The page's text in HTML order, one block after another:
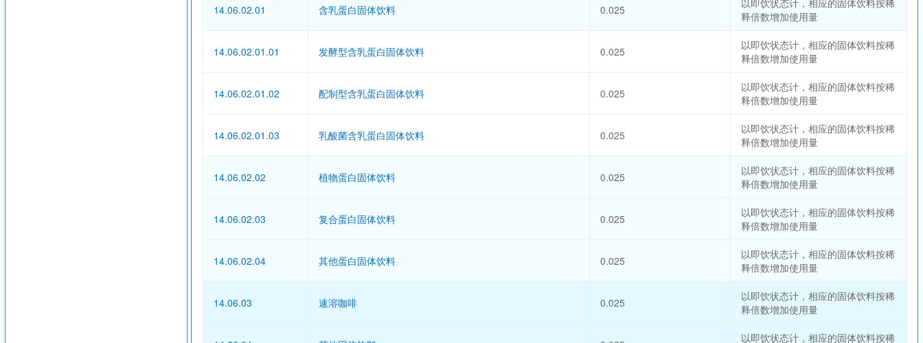
14.06.02.01 含乳蛋白固体饮料 0.025
以即饮状态计，相应的固体饮料按稀
释倍数增加使用量
14.06.02.01.01 发酵型含乳蛋白固体饮料 0.025
以即饮状态计，相应的固体饮料按稀
释倍数增加使用量
14.06.02.01.02 配制型含乳蛋白固体饮料 0.025
以即饮状态计，相应的固体饮料按稀
释倍数增加使用量
14.06.02.01.03 乳酸菌含乳蛋白固体饮料 0.025
以即饮状态计，相应的固体饮料按稀
释倍数增加使用量
14.06.02.02 植物蛋白固体饮料 0.025
以即饮状态计，相应的固体饮料按稀
释倍数增加使用量
14.06.02.03 复合蛋白固体饮料 0.025
以即饮状态计，相应的固体饮料按稀
释倍数增加使用量
14.06.02.04 其他蛋白固体饮料 0.025
以即饮状态计，相应的固体饮料按稀
释倍数增加使用量
14.06.03 速溶咖啡 0.025
以即饮状态计，相应的固体饮料按稀
释倍数增加使用量
以即饮状态计，相应的固体饮料按稀